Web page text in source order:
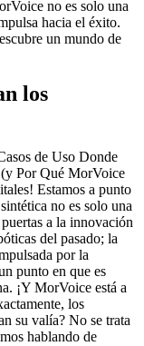
no es solo una
hacia el éxito.
un mundo de
los
de Uso Donde
Por Qué MorVoice
Estamos a punto
no es solo una
a la innovación
del pasado; la
por la
punto en que es
¡Y MorVoice está a
los
su valía? No se trata
hablando de